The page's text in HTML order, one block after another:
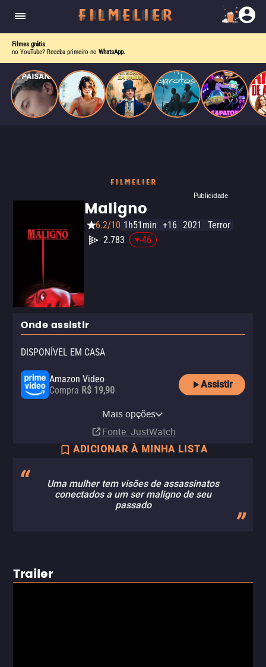
Filmes grátis
no YouTube? Receba primeiro no WhatsApp.
Publicidade
Maligno
6.2/10 1h51min +16 2021
Terror
2.783
-46
Onde assistir
DISPONÍVEL EM CASA
Amazon Video
Compra R$ 19,90
Assistir
R$ 19,90
Mais opções
Fonte: JustWatch
ADICIONAR À MINHA LISTA
Uma mulher tem visões de assassinatos
conectados a um ser maligno de seu
passado
Trailer
quando se apaixona por um de seus alvos.